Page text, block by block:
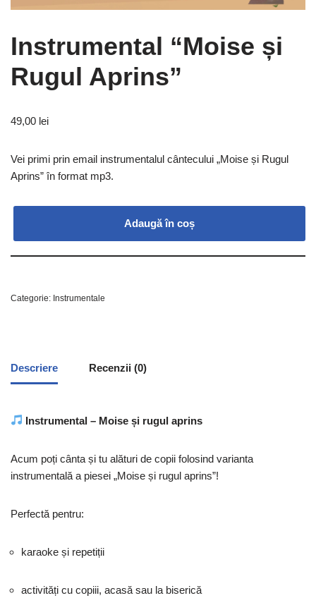
Instrumental “Moise și
Rugul Aprins”
49,00 lei
Vei primi prin email instrumentalul cântecului „Moise și Rugul
Aprins” în format mp3.
Adaugă în coș
Categorie: Instrumentale
Descriere Recenzii (0)
Instrumental – Moise și rugul aprins
Acum poți cânta și tu alături de copii folosind varianta
instrumentală a piesei „Moise și rugul aprins”!
Perfectă pentru:
karaoke și repetiții
activități cu copiii, acasă sau la biserică